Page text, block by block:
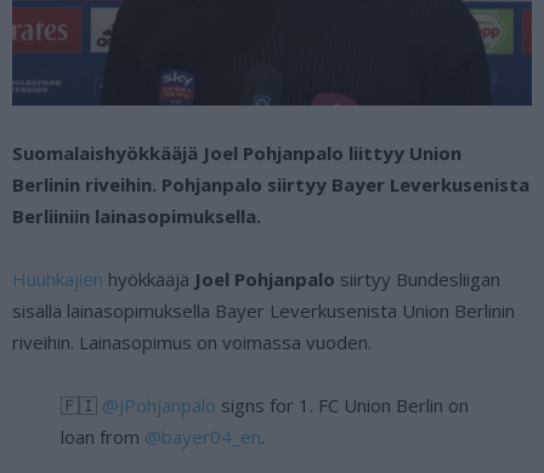
Suomalaishyökkääjä Joel Pohjanpalo liittyy Union
Berlinin riveihin. Pohjanpalo siirtyy Bayer Leverkusenista
Berliiniin lainasopimuksella.
Huuhkajien hyökkääjä Joel Pohjanpalo siirtyy Bundesliigan
sisällä lainasopimuksella Bayer Leverkusenista Union Berlinin
riveihin. Lainasopimus on voimassa vuoden.
🇫🇮 @JPohjanpalo signs for 1. FC Union Berlin on
loan from @bayer04_en.